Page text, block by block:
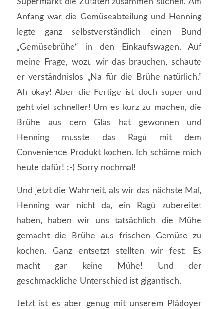
Anfang war die Gemüseabteilung und Henning
legte ganz selbstverständlich einen Bund
„Gemüsebrühe“ in den Einkaufswagen. Auf
meine Frage, wozu wir das brauchen, schaute
er verständnislos „Na für die Brühe natürlich.“
Ah okay! Aber die Fertige ist doch super und
geht viel schneller! Um es kurz zu machen, die
Brühe aus dem Glas hat gewonnen und
Henning musste das Ragú mit dem
Convenience Produkt kochen. Ich schäme mich
heute dafür! :-) Sorry nochmal!
Und jetzt die Wahrheit, als wir das nächste Mal,
Henning war nicht da, ein Ragù zubereitet
haben, haben wir uns tatsächlich die Mühe
gemacht die Brühe aus frischen Gemüse zu
kochen. Ganz entsetzt stellten wir fest: Es
macht gar keine Mühe! Und der
geschmackliche Unterschied ist gigantisch.
Jetzt ist es aber genug mit unserem Plädoyer